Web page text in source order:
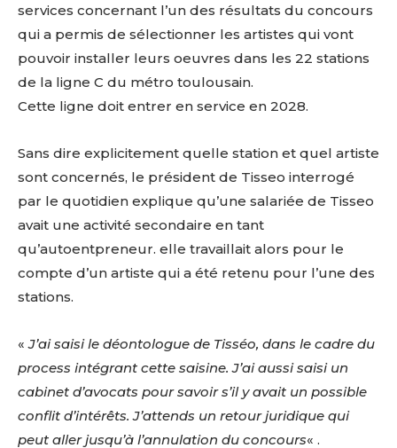
services concernant l’un des résultats du concours
qui a permis de sélectionner les artistes qui vont
pouvoir installer leurs oeuvres dans les 22 stations
de la ligne C du métro toulousain.
Cette ligne doit entrer en service en 2028.
Sans dire explicitement quelle station et quel artiste
sont concernés, le président de Tisseo interrogé
par le quotidien explique qu’une salariée de Tisseo
avait une activité secondaire en tant
qu’autoentpreneur. elle travaillait alors pour le
compte d’un artiste qui a été retenu pour l’une des
stations.
«J’ai saisi le déontologue de Tisséo, dans le cadre du
process intégrant cette saisine. J’ai aussi saisi un
cabinet d’avocats pour savoir s’il y avait un possible
conflit d’intérêts. J’attends un retour juridique qui
peut aller jusqu’à l’annulation du concours« .